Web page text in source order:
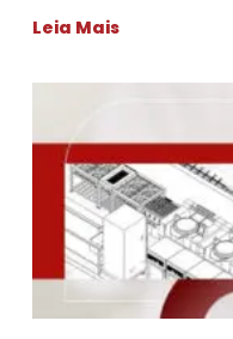
Leia Mais